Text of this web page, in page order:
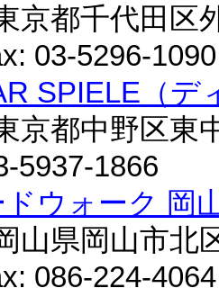
京都千代田区
03-5296-1090
SPIELE（デ
京都中野区東
5937-1866
ウォーク 岡
山県岡山市
086-224-